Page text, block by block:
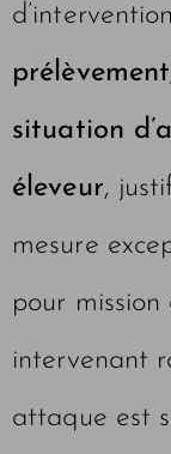
situation
éleveur,
mesure
pour
intervenant
attaque est